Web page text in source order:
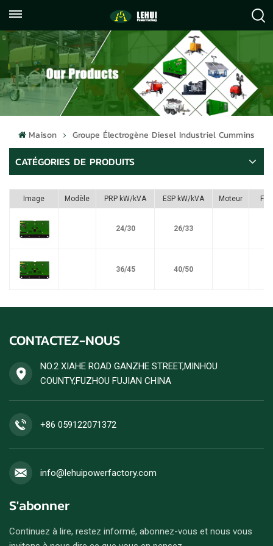
059122071372
info@lehuipowerfactory.com
Maison Groupe Électrogène Diesel Industriel Cummins
CATÉGORIES DE PRODUITS
Image Modèle PRP kW/kVA ESP kW/kVA Moteur
24/30 26/33
36/45 40/50
CONTACTEZ-NOUS
NO.2 XIAHE ROAD GANZHE STREET,MINHOU
COUNTY,FUZHOU FUJIAN CHINA
+86 059122071372
info@lehuipowerfactory.com
S'abonner
Continuez à lire, restez informé, abonnez-vous et nous vous